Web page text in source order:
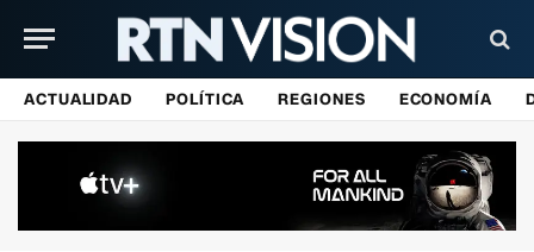
ACTUALIDAD POLÍTICA REGIONES ECONOMÍA